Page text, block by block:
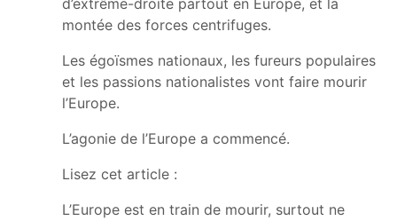
d’extrême-droite partout en Europe, et la
montée des forces centrifuges.
Les égoïsmes nationaux, les fureurs populaires
et les passions nationalistes vont faire mourir
l’Europe.
L’agonie de l’Europe a commencé.
Lisez cet article :
L’Europe est en train de mourir, surtout ne